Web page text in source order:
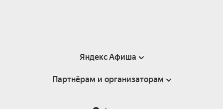
Яндекс Афиша
Справка
Партнёрам и организаторам